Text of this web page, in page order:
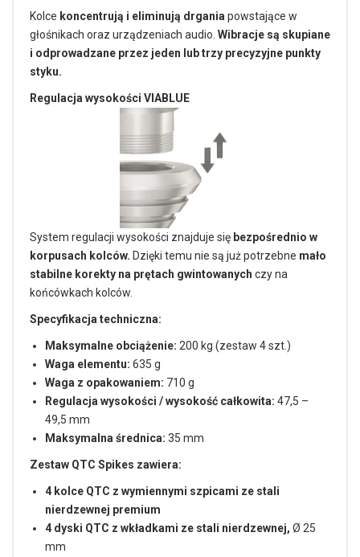
Kolce koncentrują i eliminują drgania powstające w
głośnikach oraz urządzeniach audio. Wibracje są skupiane
i odprowadzane przez jeden lub trzy precyzyjne punkty
styku.
Regulacja wysokości VIABLUE
System regulacji wysokości znajduje się bezpośrednio w
korpusach kolców. Dzięki temu nie są już potrzebne mało
stabilne korekty na prętach gwintowanych czy na
końcówkach kolców.
Specyfikacja techniczna:
Maksymalne obciążenie: 200 kg (zestaw 4 szt.)
Waga elementu: 635 g
Waga z opakowaniem: 710 g
Regulacja wysokości / wysokość całkowita: 47,5 –
49,5 mm
Maksymalna średnica: 35 mm
Zestaw QTC Spikes zawiera:
4 kolce QTC z wymiennymi szpicami ze stali
nierdzewnej premium
4 dyski QTC z wkładkami ze stali nierdzewnej, Ø 25
mm